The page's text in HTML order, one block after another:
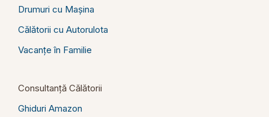
Drumuri cu Mașina
Călătorii cu Autorulota
Vacanțe în Familie
Consultanță Călătorii
Ghiduri Amazon